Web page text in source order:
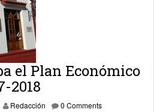
el Plan Económico
2018
2017
Redacción 0 Comments